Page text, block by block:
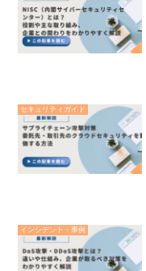
セキュリティガイド
インシデント・事例